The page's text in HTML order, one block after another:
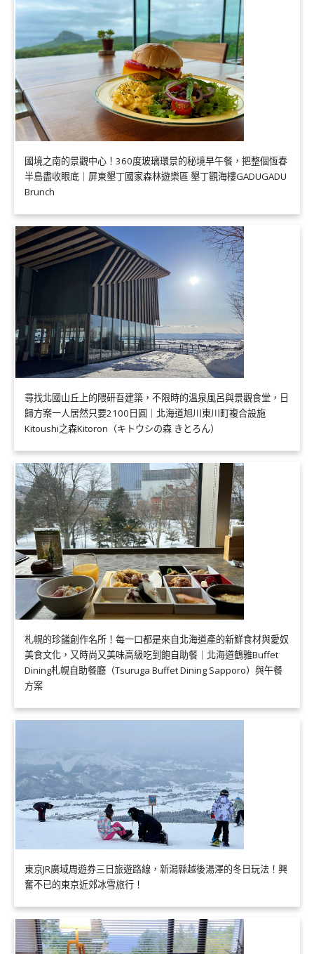
國境之南的景觀中心！360度玻璃環景的秘境早午餐，把整個恆春
半島盡收眼底｜屏東墾丁國家森林遊樂區 墾丁觀海樓GADUGADU
Brunch
尋找北國山丘上的隈研吾建築，不限時的溫泉風呂與景觀食堂，日
歸方案一人居然只要2100日圓｜北海道旭川東川町複合設施
Kitoushi之森Kitoron（キトウシの森 きとろん）
札幌的珍饈創作名所！每一口都是來自北海道產的新鮮食材與愛奴
美食文化，又時尚又美味高級吃到飽自助餐｜北海道鶴雅Buffet
Dining札幌自助餐廳（Tsuruga Buffet Dining Sapporo）與午餐
方案
東京JR廣域周遊券三日旅遊路線，新潟縣越後湯澤的冬日玩法！興
奮不已的東京近郊冰雪旅行！